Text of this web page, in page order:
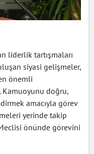
liderlik tartışmaları
siyasi gelişmeler,
önemli
Kamuoyunu doğru,
amacıyla görev
yerinde takip
önünde görevini